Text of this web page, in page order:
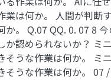
業は何か。 人間が判断
か。 Q.07 QQ. 0. 07 8
か認められないか？ ミ
そうな作業は何か。 ミ
そうな作業は何か。 07